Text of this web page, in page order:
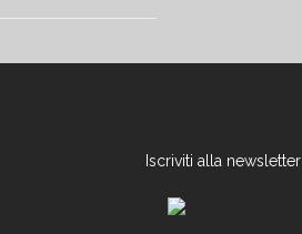
Iscriviti alla newsletter